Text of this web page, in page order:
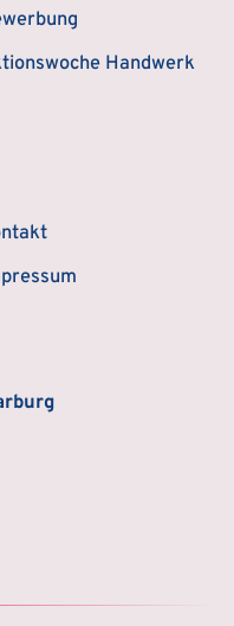
Handwerk